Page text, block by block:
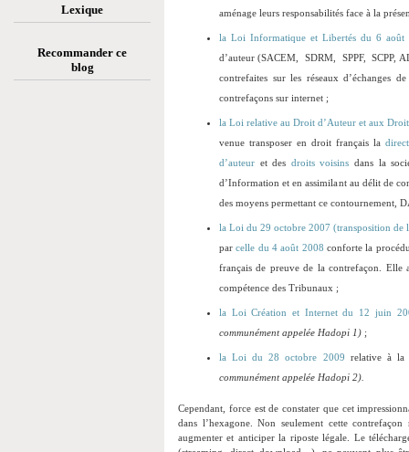
Lexique
Recommander ce
blog
aménage leurs responsabilités face à la
la Loi Informatique et Libertés du 6
d’auteur (SACEM, SDRM, SPPF, SCPP,
contrefaites sur les réseaux d’échanges
contrefaçons sur internet ;
la Loi relative au Droit d’Auteur et aux
venue transposer en droit français la
d’auteur et des droits voisins dans la
d’Information et en assimilant au délit de
des moyens permettant ce contournement,
la Loi du 29 octobre 2007 (transposition de
parcelle du 4 août 2008 conforte la
français de preuve de la contrefaçon. Elle
compétence des Tribunaux ;
la Loi Création et Internet du 12 juin
communément appelée Hadopi 1) ;
la Loi du 28 octobre 2009 relative à la
communément appelée Hadopi 2).
Cependant, force est de constater que cet
dans l’hexagone. Non seulement cette
augmenter et anticiper la riposte légale. Le